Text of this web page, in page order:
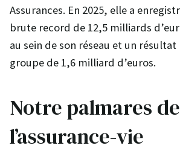
Assurances. En 2025, elle a
brute record de 12,5 milliards
au sein de son réseau et un
groupe de 1,6 milliard d’euros.
Notre palmares de
l’assurance-vie